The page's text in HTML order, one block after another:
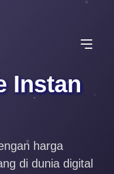
Instan
harga
di dunia digital